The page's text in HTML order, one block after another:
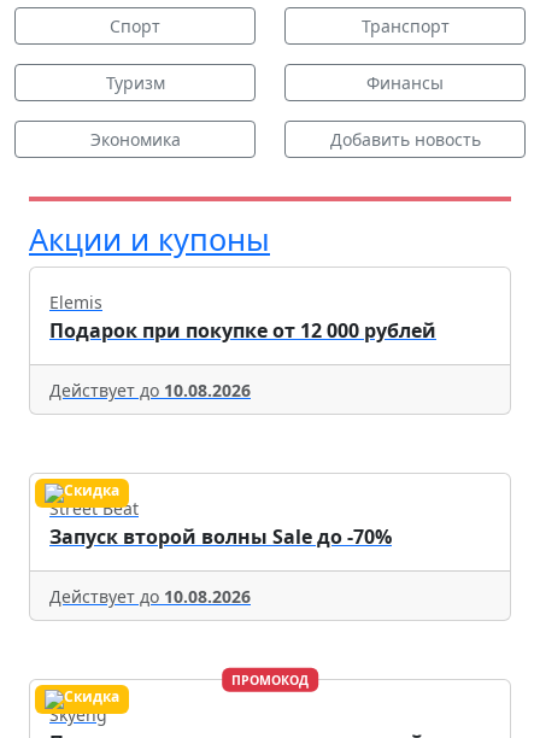
Спорт Транспорт
Туризм Финансы
Экономика Добавить новость
Акции и купоны
Elemis
Подарок при покупке от 12 000 рублей
Действует до 10.08.2026
Street Beat
Запуск второй волны Sale до -70%
Действует до 10.08.2026
ПРОМОКОД
Skyeng